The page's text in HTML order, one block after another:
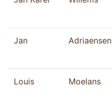
Jan Adriaensen
Louis Moelans